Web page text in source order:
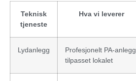
Teknisk
tjeneste
Hva vi leverer
Lydanlegg
Profesjonelt PA-anlegg
tilpasset lokalet